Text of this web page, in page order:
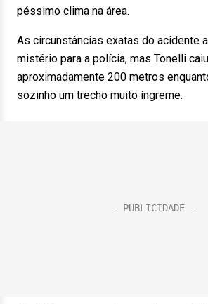
péssimo clima na área.
As circunstâncias exatas do acidente
mistério para a polícia, mas Tonelli caiu
aproximadamente 200 metros
sozinho um trecho muito íngreme.